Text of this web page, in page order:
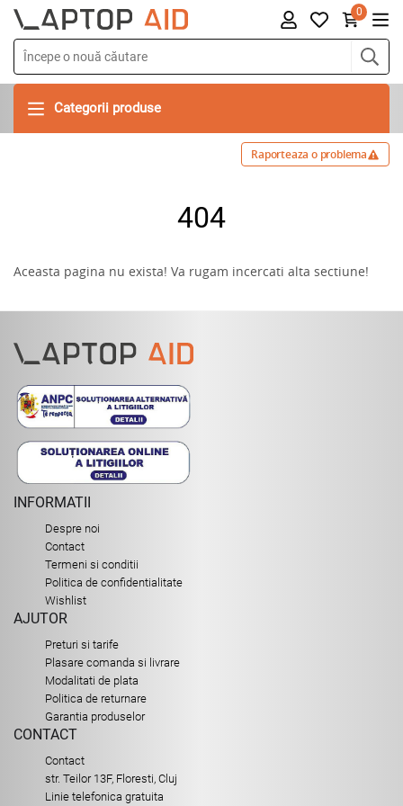
0
Categorii produse
Raporteaza o problema
404
Aceasta pagina nu exista! Va rugam incercati alta sectiune!
INFORMATII
Despre noi
Contact
Termeni si conditii
Politica de confidentialitate
Wishlist
AJUTOR
Preturi si tarife
Plasare comanda si livrare
Modalitati de plata
Politica de returnare
Garantia produselor
CONTACT
Contact
str. Teilor 13F, Floresti, Cluj
Linie telefonica gratuita